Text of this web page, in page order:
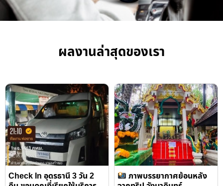
ผลงานล่าสุดของเรา
Check In อุดรธานี 3 วัน 2
ภาพบรรยากาศย้อนหลัง